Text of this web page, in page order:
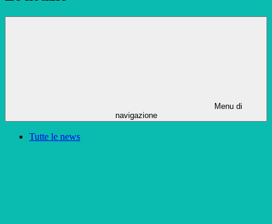
Menu di
navigazione
Tutte le news